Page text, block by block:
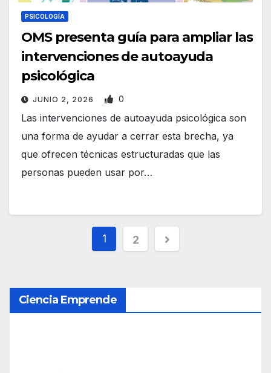
PSICOLOGÍA
OMS presenta guía para ampliar las
intervenciones de autoayuda
psicológica
JUNIO 2, 2026 0
Las intervenciones de autoayuda psicológica son
una forma de ayudar a cerrar esta brecha, ya
que ofrecen técnicas estructuradas que las
personas pueden usar por…
g
i
1 2
Ciencia Emprende